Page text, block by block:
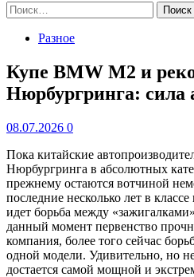
Найти:
Разное
Купе BMW M2 и
Нюрбургринга: сила
08.07.2026 0
Пока китайские
Нюрбургринга в абсолютных
прежнему остаются вотчиной
последние несколько лет в
идет борьба между
данный момент первенство
компания, более того сейчас
одной модели. Удивительно, но
достается самой мощной и